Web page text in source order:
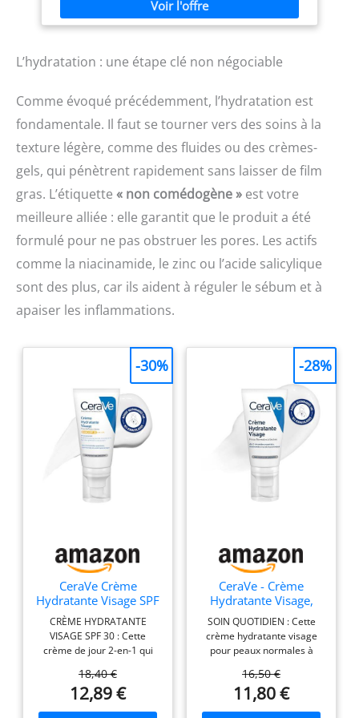
desséchant. Testé sous
contrôle dermatologique.
CORPS : s'applique sur le
236 ml et 473 ml grand
format. Convient aux
Adapté à toute la famille.
Sans parfum.
essentiels, revitalise, apaise et protège la peau
FORMULE EFFET PEELING VISAGE : Ce gel visage
nettoyant associe des ingrédients effet peeling et un
impuretés pour une peau plus fraîche et confortable
yeux; Gel nettoyant visage 400 ml EXPERTISE
DERMATOLOGIQUE : Vichy est une marque reconnue en
dermocosmétique qui allie science, expertise et
sensorialité pour offrir des soins efficaces; Ce gel visage
L’hydratation : une étape clé non négociable
Comme évoqué précédemment, l’hydratation est
fondamentale. Il faut se tourner vers des soins à la
texture légère, comme des fluides ou des crèmes-
gels, qui pénètrent rapidement sans laisser de film
gras. L’étiquette « non comédogène » est votre
meilleure alliée : elle garantit que le produit a été
formulé pour ne pas obstruer les pores. Les actifs
comme la niacinamide, le zinc ou l’acide salicylique
sont des plus, car ils aident à réguler le sébum et à
apaiser les inflammations.
CeraVe Crème
Hydratante Visage SPF
30 Protection UVA
UVB Acide
Hyaluronique
CRÈME HYDRATANTE
VISAGE SPF 30 : Cette
crème de jour 2-en-1 qui
SPF 30 tout en hydratant et
restaurant la barrière
18,40 €
12,89 €
-30%
CeraVe - Crème
Hydratante Visage,
Peaux Normales à
Sèches, Hydratation
24h et Protection
Cutanée avec
Technologie MVE,
Acide Hyaluronique et
Niacinamide, et
SOIN QUOTIDIEN : Cette
crème hydratante visage
pour peaux normales à
gel crème hydrantante et
non grasse; La crème
16,50 €
11,80 €
-28%